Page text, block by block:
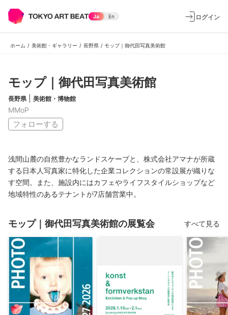
Ja En ログイン
ホーム / 美術館・ギャラリー / 長野県 / モップ｜御代田写真美術館
モップ｜御代田写真美術館
長野県 美術館・博物館
MMoP
フォローする
浅間山麓の自然豊かなランドスケープと、株式会社アマナが所蔵
する日本人写真家に特化した企業コレクションの常設展が織りな
す空間。また、施設内にはカフェやライフスタイルショップなど
地域特性のあるテナントが7店舗営業中。
モップ｜御代田写真美術館の展覧会 すべて見る